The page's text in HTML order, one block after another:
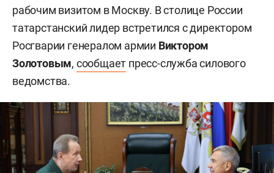
рабочим визитом в Москву. В столице России
татарстанский лидер встретился с директором
Росгварии генералом армии Виктором
Золотовым, сообщает пресс-служба силового
ведомства.